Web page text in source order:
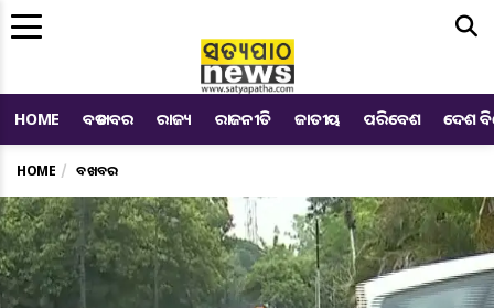
HOME ବଡ ଖବର ରାଜ୍ୟ ରାଜନୀତି ଜାତୀୟ ପରିବେଶ ଦେଶ
HOME ବଡ ଖବର